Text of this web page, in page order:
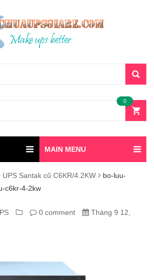
0
MAIN MENU
UPS Santak cũ C6KR/4.2KW
bo-luu-
c6kr-4-2kw
0 comment
Tháng 9 12,